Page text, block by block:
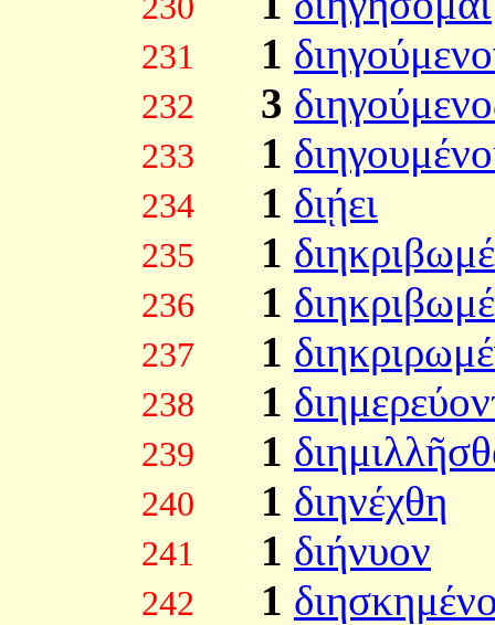
231 1
232 3
233 1
234 1 διῄει
235 1
236 1
237 1
238 1
239 1
240 1 διηνέχθη
241 1 διήνυον
242 1